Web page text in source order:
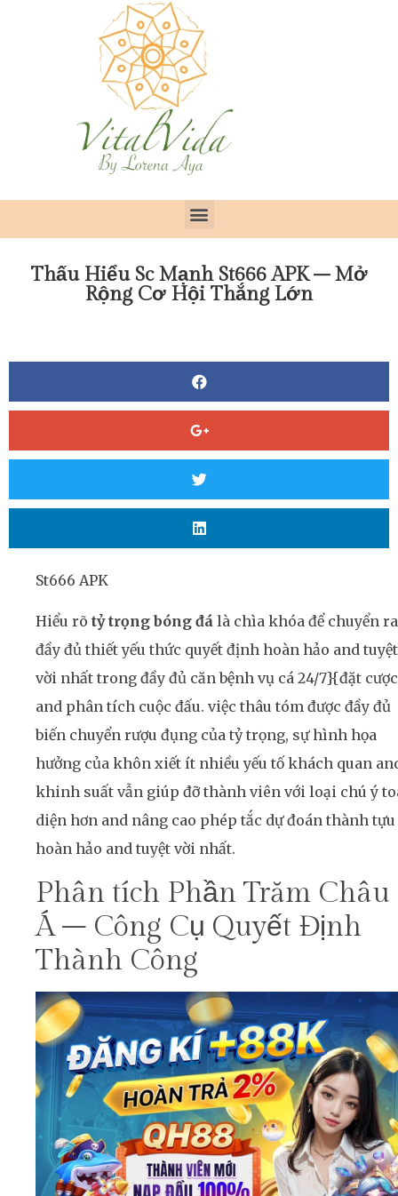
Thấu Hiểu Sc Mạnh St666 APK – Mở
Rộng Cơ Hội Thắng Lớn
St666 APK
Hiểu rõ tỷ trọng bóng đá là chìa khóa để chuyển ra
đầy đủ thiết yếu thức quyết định hoàn hảo and tuyệt
vời nhất trong đầy đủ căn bệnh vụ cá 24/7}{đặt cược
and phân tích cuộc đấu. việc thâu tóm được đầy đủ
biến chuyển rượu đụng của tỷ trọng, sự hình họa
hưởng của khôn xiết ít nhiều yếu tố khách quan
khinh suất vẫn giúp đỡ thành viên với loại chú ý
diện hơn and nâng cao phép tắc dự đoán thành tựu
hoàn hảo and tuyệt vời nhất.
Phân tích Phần Trăm Châu
Á – Công Cụ Quyết Định
Thành Công